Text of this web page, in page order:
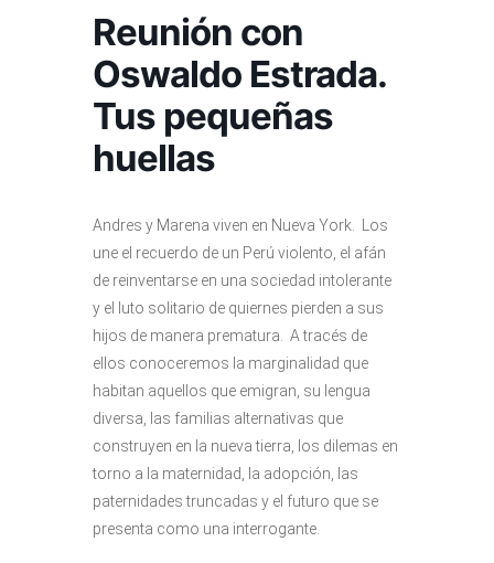
Reunión con
Oswaldo Estrada.
Tus pequeñas
huellas
Andres y Marena viven en Nueva York. Los
une el recuerdo de un Perú violento, el afán
de reinventarse en una sociedad intolerante
y el luto solitario de quiernes pierden a sus
hijos de manera prematura. A tracés de
ellos conoceremos la marginalidad que
habitan aquellos que emigran, su lengua
diversa, las familias alternativas que
construyen en la nueva tierra, los dilemas en
torno a la maternidad, la adopción, las
paternidades truncadas y el futuro que se
presenta como una interrogante.